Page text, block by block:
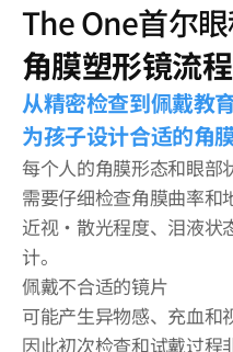
The One首尔
角膜塑形镜流程
从精密检查到佩戴教育
为孩子设计合适的角
每个人的角膜形态和眼部
需要仔细检查角膜曲率和
近视·散光程度、泪液状
计。
佩戴不合适的镜片
可能产生异物感、充血和
因此初次检查和试戴过程